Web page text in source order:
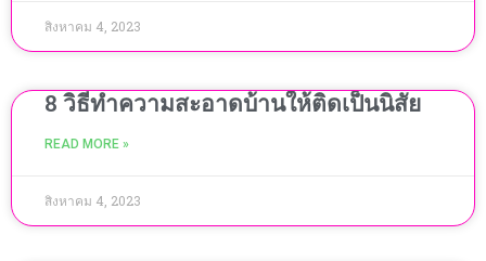
สิงหาคม 4, 2023
8 วิธีทำความสะอาดบ้านให้ติดเป็นนิสัย
READ MORE »
สิงหาคม 4, 2023